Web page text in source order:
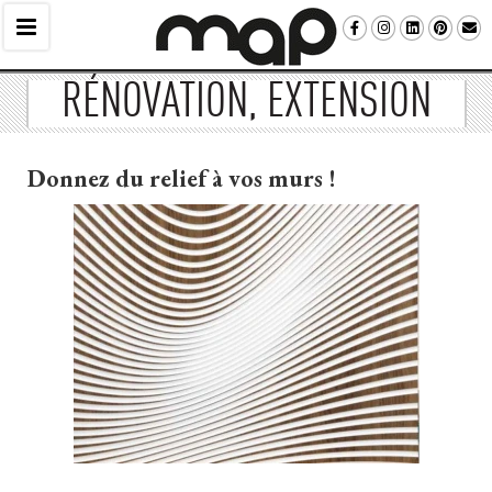
RÉNOVATION, EXTENSION
Donnez du relief à vos murs !